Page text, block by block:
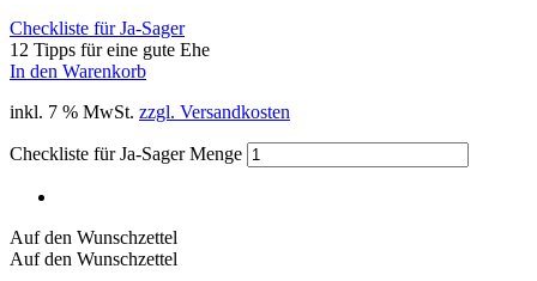
Checkliste für Ja-Sager
12 Tipps für eine gute Ehe
In den Warenkorb
inkl. 7 % MwSt. zzgl. Versandkosten
Checkliste für Ja-Sager Menge
Auf den Wunschzettel
Auf den Wunschzettel